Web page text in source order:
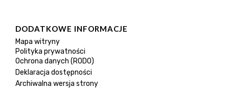
DODATKOWE INFORMACJE
Mapa witryny
Polityka prywatności
Ochrona danych (RODO)
Deklaracja dostępności
Archiwalna wersja strony